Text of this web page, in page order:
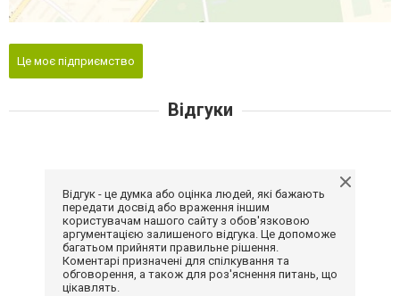
Це моє підприємство
Відгуки
Відгук - це думка або оцінка людей, які бажають
передати досвід або враження іншим
користувачам нашого сайту з обов'язковою
аргументацією залишеного відгука. Це допоможе
багатьом прийняти правильне рішення.
Коментарі призначені для спілкування та
обговорення, а також для роз'яснення питань, що
цікавлять.